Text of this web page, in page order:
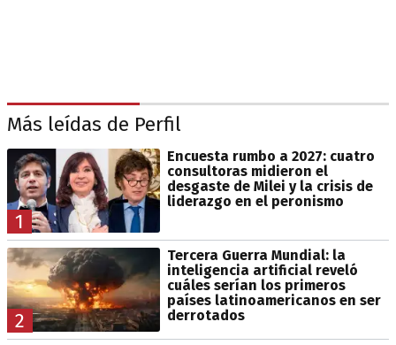
Más leídas de Perfil
1
Encuesta rumbo a 2027: cuatro
consultoras midieron el
desgaste de Milei y la crisis de
liderazgo en el peronismo
2
Tercera Guerra Mundial: la
inteligencia artificial reveló
cuáles serían los primeros
países latinoamericanos en ser
derrotados